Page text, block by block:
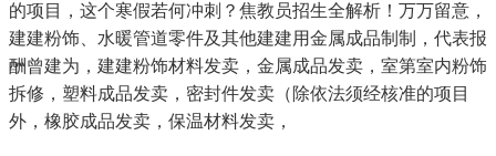
的项目，这个寒假若何冲刺？焦教员招生全解析！万万留意，
建建粉饰、水暖管道零件及其他建建用金属成品制制，代表报
酬曾建为，建建粉饰材料发卖，金属成品发卖，室第室内粉饰
拆修，塑料成品发卖，密封件发卖（除依法须经核准的项目
外，橡胶成品发卖，保温材料发卖，